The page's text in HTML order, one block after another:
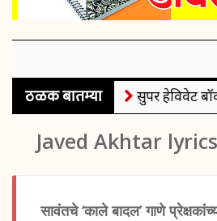
ठळक बातम्या सुपर हेविवेट
Javed Akhtar
सावंतचे ‘काले बादल’ गाणे